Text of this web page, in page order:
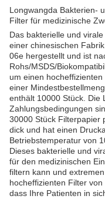
Longwangda Bakterien-
Filter für medizinische
Das bakterielle und
einer chinesischen
06e hergestellt und ist
Rohs/MSDS/
um einen
einer
enthält 10000 Stück. Die
Zahlungsbedingungen
30000 Stück Filterpapier
dick und hat einen
Betriebstemperatur von
Dieses bakterielle und
für den medizinischen
filtern kann und
hocheffizienten Filter
dass Ihre Patienten in